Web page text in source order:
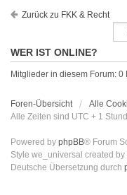
Zurück zu FKK & Recht
WER IST ONLINE?
Mitglieder in diesem Forum:
Foren-Übersicht
Alle
Alle Zeiten sind UTC + 1
Powered by phpBB® Forum
Style we_universal created by
Deutsche Übersetzung durch